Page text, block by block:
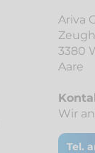
Ariva
3380
Aare
Wir
Tel.